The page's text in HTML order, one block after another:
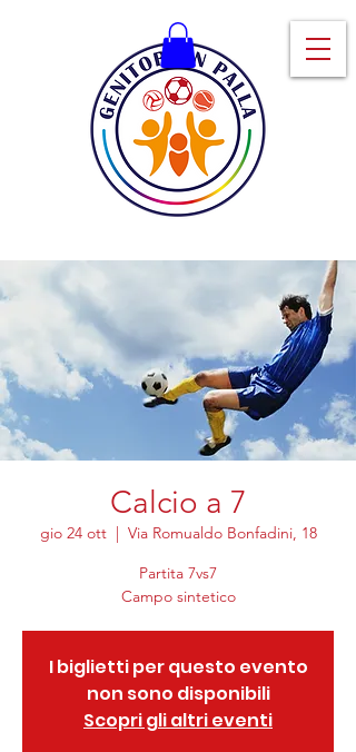
Calcio a 7
gio 24 ott
  |
Via Romualdo Bonfadini, 18
Partita 7vs7
Campo sintetico
I biglietti per questo evento
non sono disponibili
Scopri gli altri eventi